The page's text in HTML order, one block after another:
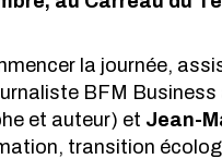
la journée,
BFM
et auteur) et Jean-
transition